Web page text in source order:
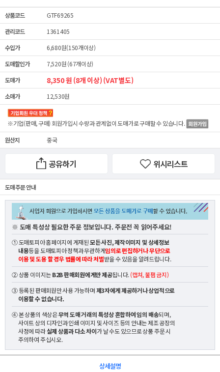
상품코드
GTF69265
관리코드
1361405
수입가
6,680원(150개이상)
도매할인가
7,520원 (67개이상)
도매가
8,350 원 (8개 이상) (VAT별도)
소매가 12,530원
※기업(판매, 구매) 회원가입시 수량과 관계없이도매가로 구매할 수 있습니다.
원산지 중국
공유하기 위시리스트
도매 주문 안내
※ 도매 특성상 필요한 주문 정보입니다. 주문전 꼭 읽어주세요!
① 도매토피아 홈페이지에 게재된모든 사진, 제작이미지 및 상세정보
내용등을 도매토피아 정책과 무관하게임의로 편집하거나 무단으로
이용 및 도용 할 경우 법률에 따라 처벌받을 수 있음을 알려드립니다.
② 상품 이미지는B2B 판매회원에게만 제공됩니다.(캡쳐, 불펌 금지)
③ 등록된 판매회원만 사용 가능하며제3자에게 제공하거나 상업적으로
이용할 수 없습니다.
④ 본 상품의 색상은무역 도매 거래의 특성상 혼합하여 임의 배송되며,
사이트 상의 디자인과 인쇄 이미지 및 사이즈 등의 안내는 제조 공장의
사정에 따라실제 상품과 다소 차이가 날 수도 있으므로 상품 주문 시
주의하여 주십시오.
상세설명